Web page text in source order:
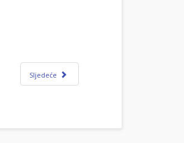
Sljedeće